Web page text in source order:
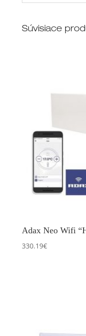
Súvisiace
Adax Neo Wifi
330.19€